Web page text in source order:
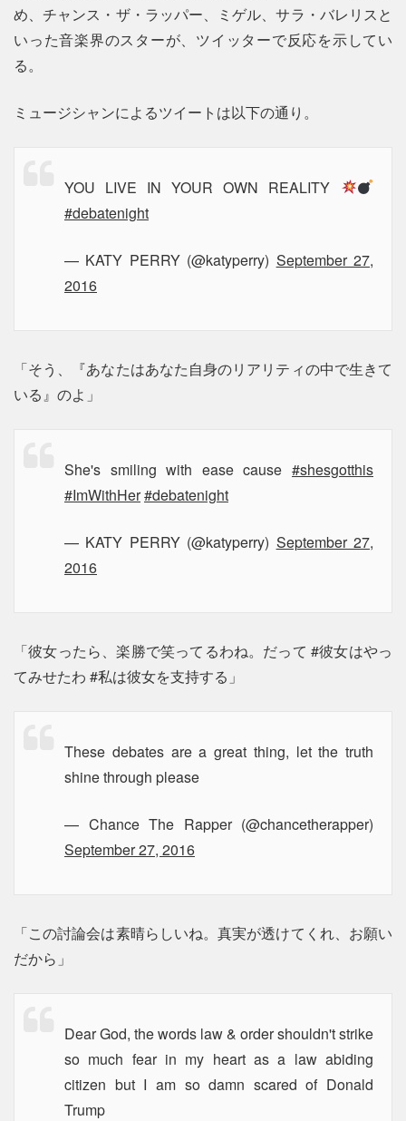
め、チャンス・ザ・ラッパー、ミゲル、サラ・バレリスと
いった音楽界のスターが、ツイッターで反応を示してい
る。
ミュージシャンによるツイートは以下の通り。
YOU LIVE IN YOUR OWN REALITY
#debatenight
— KATY PERRY (@katyperry) September 27,
2016
「そう、『あなたはあなた自身のリアリティの中で生きて
いる』のよ」
She's smiling with ease cause #shesgotthis
#ImWithHer#debatenight
— KATY PERRY (@katyperry) September 27,
2016
「彼女ったら、楽勝で笑ってるわね。だって #彼女はやっ
てみせたわ #私は彼女を支持する」
These debates are a great thing, let the truth
shine through please
— Chance The Rapper (@chancetherapper)
September 27, 2016
「この討論会は素晴らしいね。真実が透けてくれ、お願い
だから」
Dear God, the words law & order shouldn't strike
so much fear in my heart as a law abiding
citizen but I am so damn scared of Donald
Trump